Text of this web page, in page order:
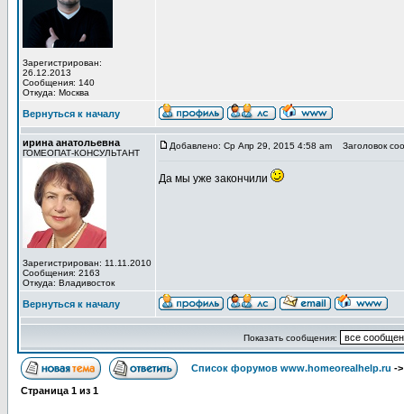
Зарегистрирован:
26.12.2013
Сообщения: 140
Откуда: Москва
Вернуться к началу
ирина анатольевна
ГОМЕОПАТ-КОНСУЛЬТАНТ
Зарегистрирован: 11.11.2010
Сообщения: 2163
Откуда: Владивосток
Добавлено: Ср Апр 29, 2015 4:58 am Заголовок
Да мы уже закончили
Вернуться к началу
Показать сообщения:
Список форумов www.homeorealhelp.ru -
Страница 1 из 1